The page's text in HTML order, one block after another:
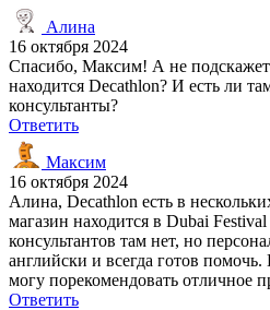
Алина
16 октября 2024
Спасибо, Максим! А не
находится Decathlon? И есть ли
консультанты?
Ответить
Максим
16 октября 2024
Алина, Decathlon есть в
магазин находится в Dubai
консультантов там нет, но
английски и всегда готов
могу порекомендовать отличное
Ответить